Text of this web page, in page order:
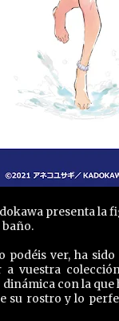
presenta la
ver, ha
vuestra
con la
su rostro y lo